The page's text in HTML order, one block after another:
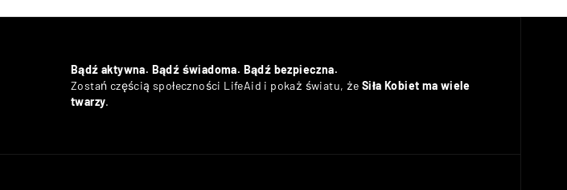
Bądź aktywna. Bądź świadoma. Bądź bezpieczna.
Zostań częścią społeczności LifeAid i pokaż światu, że Siła Kobiet ma wiele
twarzy.